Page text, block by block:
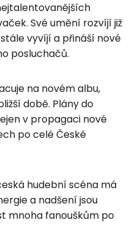
Své umění rozvíjí již
vyvíjí a přináší nové
posluchačů.
na novém albu,
době. Plány do
v propagaci nové
po celé České
hudební scéna má
a nadšení jsou
mnoha fanouškům po